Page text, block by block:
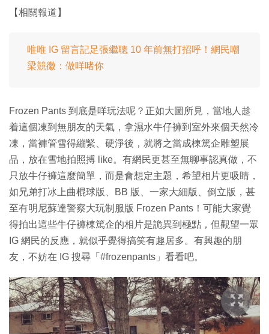
【相關報道】
唯唯 IG 留言記足張繼聰 10 年前無打招呼！網民嘲
梁競徽：做咩啫你
Frozen Pants 到底是咩玩法呢？正如大圖所見，當地人趁
着這個凍到無朋友的天氣，拿濕水牛仔褲到室外來個天然冷
凍，當褲管雪得繃緊、硬淨後，就將之當成棟篤企雕塑展
品，放在雪地拍照搏 like。有網民更甚至無聊事認真做，不
只放牛仔褲這麼簡單，而是會想定主題，希望相片更吸睛，
如兄弟打冰上曲棍球版、BB 版、一家大細版、倒立版，甚
至有明尼蘇達警察大玩制服版 Frozen Pants！可能大家覺
得拍出這些牛仔褲棟篤企的相片是詭異到極點，但觀望一眾
IG 網民的反應，就似乎覺得搞笑有趣居多。有興趣的朋
友，不妨在 IG 搜尋「#frozenpants」看看吧。